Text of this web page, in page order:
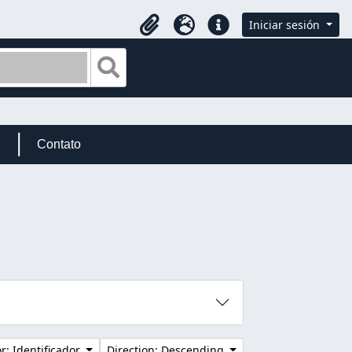
Portapapeles
IdiomaEnlaces rápidos
Iniciar sesión
Contato